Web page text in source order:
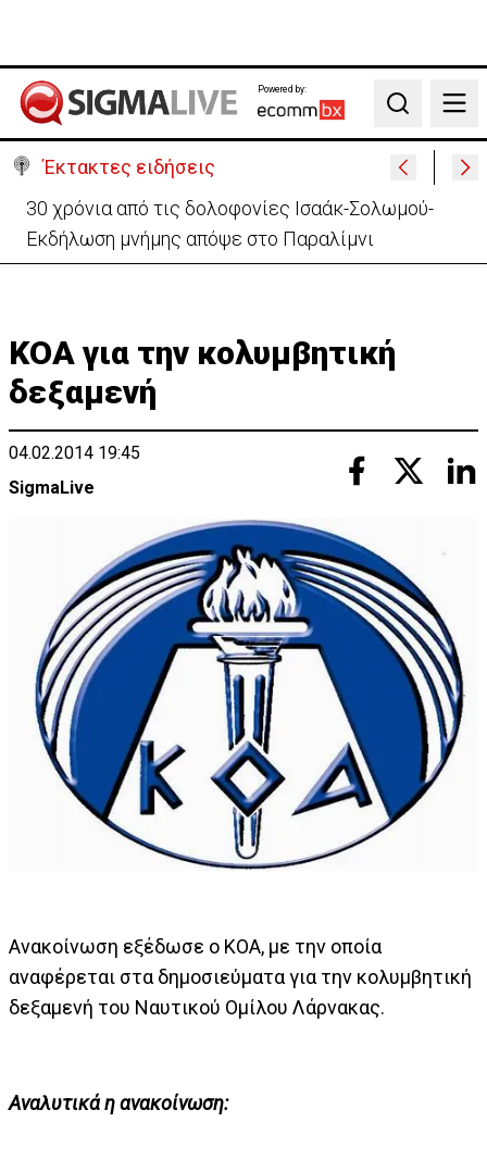
Powered by:
Search
Έκτακτες ειδήσεις
30 χρόνια από τις δολοφονίες Ισαάκ-Σολωμού-
Εκδήλωση μνήμης απόψε στο Παραλίμνι
KOA για την κολυμβητική
δεξαμενή
04.02.2014 19:45
SigmaLive
Ανακοίνωση εξέδωσε ο ΚΟΑ, με την οποία
αναφέρεται στα δημοσιεύματα για την κολυμβητική
δεξαμενή του Ναυτικού Ομίλου Λάρνακας.
Αναλυτικά η ανακοίνωση: